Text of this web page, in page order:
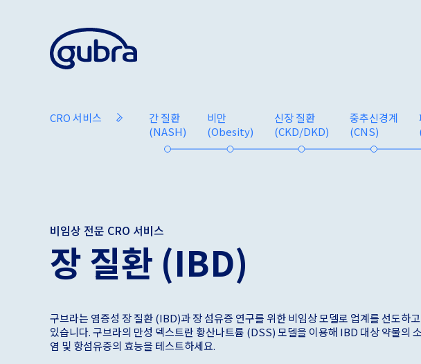
CRO 서비스
간 질환
(NASH)
비만
(Obesity)
신장 질환
(CKD/DKD)
중추신경계
(CNS)
비임상 전문 CRO 서비스
장 질환 (IBD)
구브라는 염증성 장 질환 (IBD)과 장 섬유증 연구를 위한 비임상 모델로 업계를 선도하고
있습니다. 구브라의 만성 덱스트란 황산나트륨 (DSS) 모델을 이용해 IBD 대상 약물의 소
염 및 항섬유증의 효능을 테스트하세요.